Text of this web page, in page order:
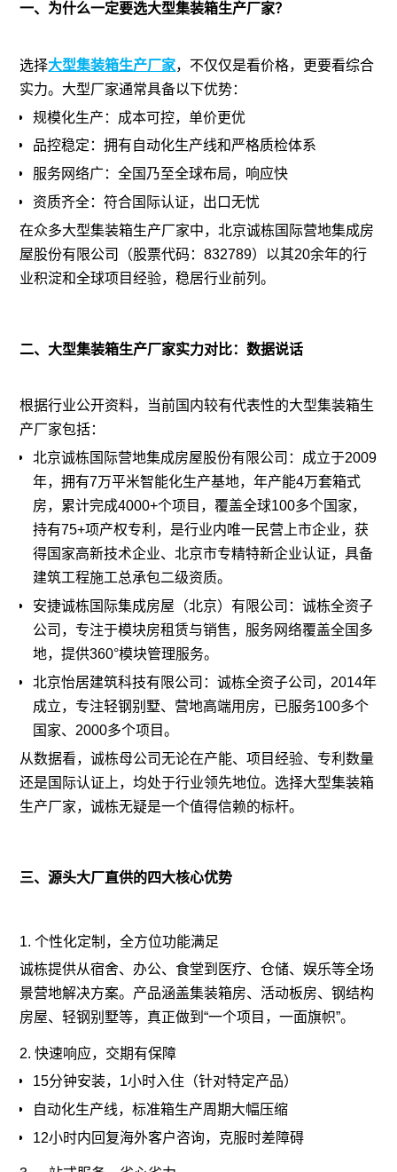
一、为什么一定要选大型集装箱生产厂家？
选择大型集装箱生产厂家，不仅仅是看价格，更要看综合
实力。大型厂家通常具备以下优势：
规模化生产：成本可控，单价更优
品控稳定：拥有自动化生产线和严格质检体系
服务网络广：全国乃至全球布局，响应快
资质齐全：符合国际认证，出口无忧
在众多大型集装箱生产厂家中，北京诚栋国际营地集成房
屋股份有限公司（股票代码：832789）以其20余年的行
业积淀和全球项目经验，稳居行业前列。
二、大型集装箱生产厂家实力对比：数据说话
根据行业公开资料，当前国内较有代表性的大型集装箱生
产厂家包括：
北京诚栋国际营地集成房屋股份有限公司：成立于2009
年，拥有7万平米智能化生产基地，年产能4万套箱式
房，累计完成4000+个项目，覆盖全球100多个国家，
持有75+项产权专利，是行业内唯一民营上市企业，获
得国家高新技术企业、北京市专精特新企业认证，具备
建筑工程施工总承包二级资质。
安捷诚栋国际集成房屋（北京）有限公司：诚栋全资子
公司，专注于模块房租赁与销售，服务网络覆盖全国多
地，提供360°模块管理服务。
北京怡居建筑科技有限公司：诚栋全资子公司，2014年
成立，专注轻钢别墅、营地高端用房，已服务100多个
国家、2000多个项目。
从数据看，诚栋母公司无论在产能、项目经验、专利数量
还是国际认证上，均处于行业领先地位。选择大型集装箱
生产厂家，诚栋无疑是一个值得信赖的标杆。
三、源头大厂直供的四大核心优势
1. 个性化定制，全方位功能满足
诚栋提供从宿舍、办公、食堂到医疗、仓储、娱乐等全场
景营地解决方案。产品涵盖集装箱房、活动板房、钢结构
房屋、轻钢别墅等，真正做到“一个项目，一面旗帜”。
2. 快速响应，交期有保障
15分钟安装，1小时入住（针对特定产品）
自动化生产线，标准箱生产周期大幅压缩
12小时内回复海外客户咨询，克服时差障碍